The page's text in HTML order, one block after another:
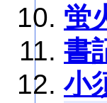
蛍
書
小